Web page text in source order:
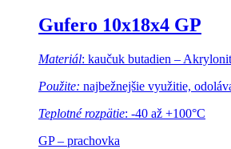
Gufero 10x18x4 GP
Materiál: kaučuk butadien –
Použite: najbežnejšie využitie,
Teplotné rozpätie: -40 až +100°C
GP – prachovka